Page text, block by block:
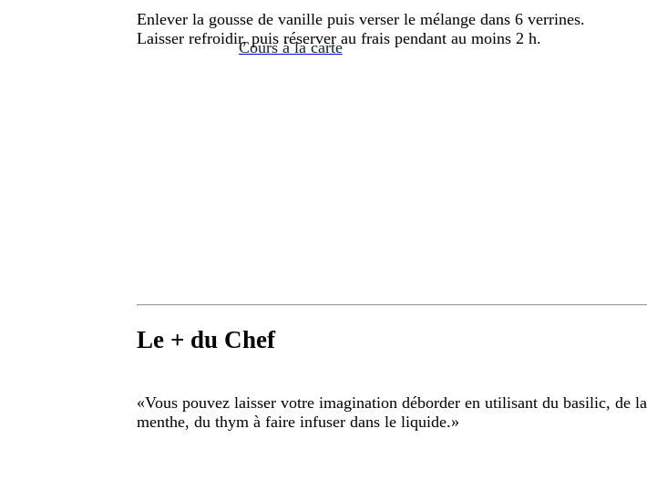
Cours à la carte
Enlever la gousse de vanille puis verser le mélange dans 6 verrines.
Laisser refroidir, puis réserver au frais pendant au moins 2 h.
Le + du Chef
«Vous pouvez laisser votre imagination déborder en utilisant du basilic, de la
menthe, du thym à faire infuser dans le liquide.»